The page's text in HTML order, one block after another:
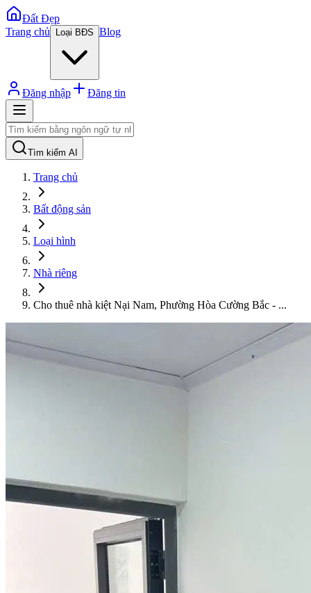
Đất Đẹp
Trang chủ
Loại BĐS Blog
Đăng nhập Đăng tin
Tìm kiếm AI
Trang chủ
Bất động sản
Loại hình
Nhà riêng
Cho thuê nhà kiệt Nại Nam, Phường Hòa Cường Bắc - ...